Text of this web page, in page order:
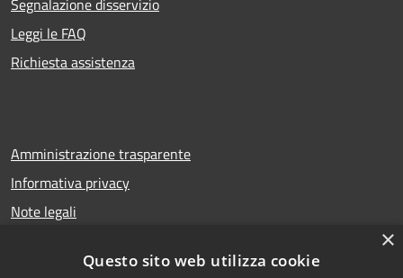
Segnalazione disservizio
Leggi le FAQ
Richiesta assistenza
Amministrazione trasparente
Informativa privacy
Note legali
×
Questo sito web utilizza cookie